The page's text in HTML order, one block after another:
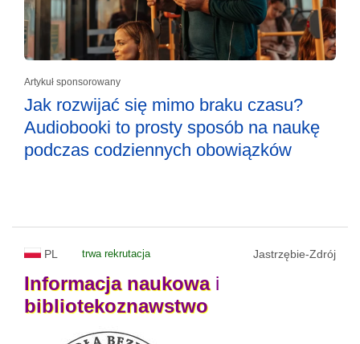
Artykuł sponsorowany
Jak rozwijać się mimo braku czasu?
Audiobooki to prosty sposób na naukę
podczas codziennych obowiązków
PL trwa rekrutacja Jastrzębie-Zdrój
Informacja naukowai
bibliotekoznawstwo